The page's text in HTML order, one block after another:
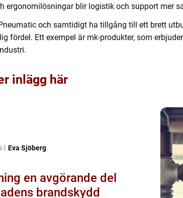
ergonomilösningar blir logistik och support mer
och samtidigt ha tillgång till ett brett
fördel. Ett exempel är mk-produkter, som
inlägg här
Eva Sjöberg
del
brandskydd